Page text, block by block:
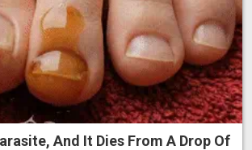
And It Dies From A Drop Of